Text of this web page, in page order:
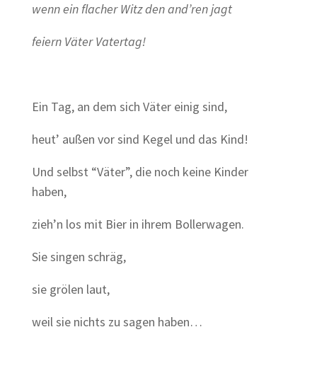
wenn ein flacher Witz den and’ren jagt
feiern Väter Vatertag!
Ein Tag, an dem sich Väter einig sind,
heut’ außen vor sind Kegel und das Kind!
Und selbst “Väter”, die noch keine Kinder
haben,
zieh’n los mit Bier in ihrem Bollerwagen.
Sie singen schräg,
sie grölen laut,
weil sie nichts zu sagen haben…